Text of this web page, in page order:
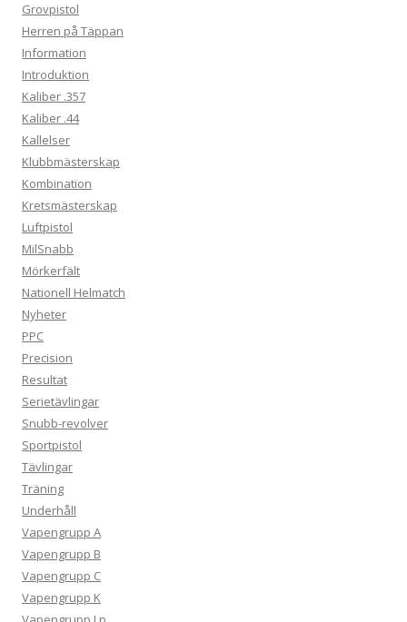
Grovpistol
Herren på Täppan
Information
Introduktion
Kaliber .357
Kaliber .44
Kallelser
Klubbmästerskap
Kombination
Kretsmästerskap
Luftpistol
MilSnabb
Mörkerfält
Nationell Helmatch
Nyheter
PPC
Precision
Resultat
Serietävlingar
Snubb-revolver
Sportpistol
Tävlingar
Träning
Underhåll
Vapengrupp A
Vapengrupp B
Vapengrupp C
Vapengrupp K